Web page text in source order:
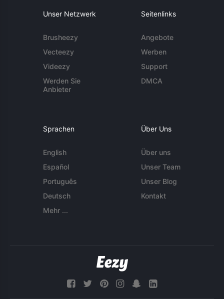
Unser Netzwerk
Brusheezy
Vecteezy
Videezy
Werden Sie
Anbieter
Seitenlinks
Angebote
Werben
Support
DMCA
Sprachen
English
Español
Português
Deutsch
Mehr ...
Über Uns
Über uns
Unser Team
Unser Blog
Kontakt